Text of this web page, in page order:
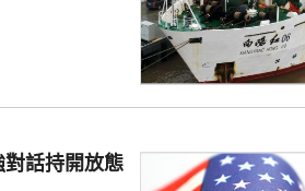
研活動服務是
奉行防禦性國
話持開放態